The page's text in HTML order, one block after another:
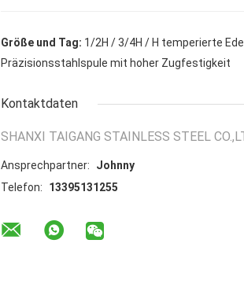
Größe und Tag: 1/2H / 3/4H / H temperierte
Präzisionsstahlspule mit hoher Zugfestigkeit
Kontaktdaten
SHANXI TAIGANG STAINLESS STEEL
Ansprechpartner:
Johnny
Telefon:
13395131255